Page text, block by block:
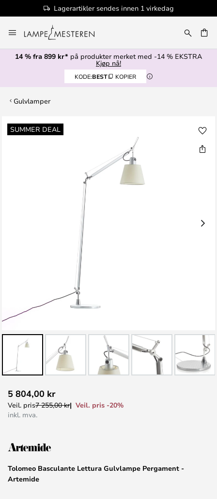
Lagerartikler sendes innen 1 virkedag
til
innhold
14 % fra 899 kr* på produkter merket med -14 % EKSTRA
Kjøp nå!
KODE:BEST KOPIER
Gulvlamper
SUMMER DEAL
Gå
til
til
begynnelsen
Tolomeo Basculante Lettura Gulvlampe Pergament -
Artemide
5 804,00 kr
Veil. pris7 255,00 kr
Veil. pris -20%
inkl. mva.